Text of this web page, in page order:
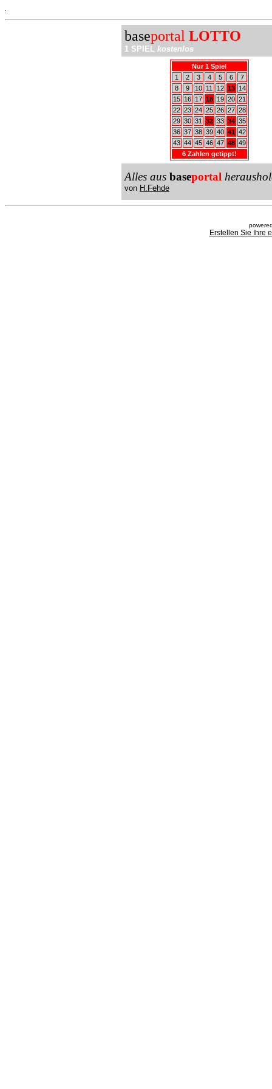
baseportal LOTTO
1 SPIEL kostenlos
Nur 1 Spiel
1
2 3 4 5 6
7
8
9 10 11 12 13
14
15
16 17 18 19 20 21
22 23 24 25 26 27 28
29 30 31 32 33 34 35
36 37 38 39 40 41 42
43 44 45 46 47 48 49
6 Zahlen getippt!
Alles aus baseportal
von H.Fehde
Erstellen Sie Ihre